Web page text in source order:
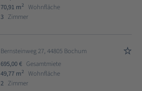
70,91 m2
Wohnfläche
3 Zimmer
Bernsteinweg 27, 44805 Bochum
695,00 € Gesamtmiete
49,77 m2
Wohnfläche
2 Zimmer